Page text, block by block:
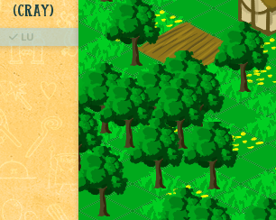
(Cray)
LU